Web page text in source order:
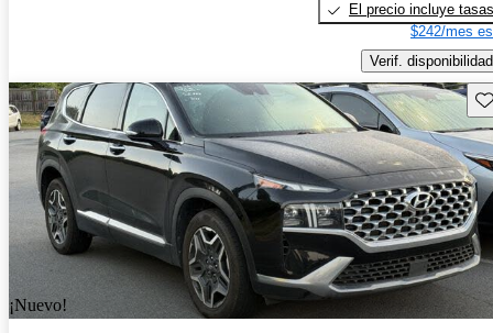
El precio incluye tasas
$242/mes
Verif. disponibilidad
¡Nuevo!